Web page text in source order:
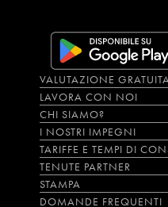
VALUTAZIONE
LAVORA CON NOI
CHI SIAMO?
I NOSTRI IMPEGNI
TARIFFE E TEMPI DI
TENUTE PARTNER
STAMPA
DOMANDE FREQUENTI